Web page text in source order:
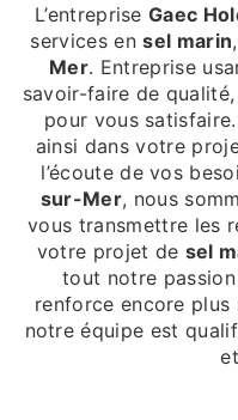
L’entrepriseGaec
services ensel marin
Mer. Entreprise
savoir-faire de
pour vous
ainsi dans votre
l’écoute de vos
sur-Mer, nous
vous transmettre les
votre projet de sel
tout notre
renforce encore plus
notre équipe est